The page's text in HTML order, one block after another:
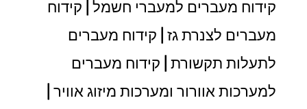
קידוח מעברים למעברי חשמל | קידוח
מעברים לצנרת גז | קידוח מעברים
לתעלות תקשורת | קידוח מעברים
למערכות אוורור ומערכות מיזוג אוויר |